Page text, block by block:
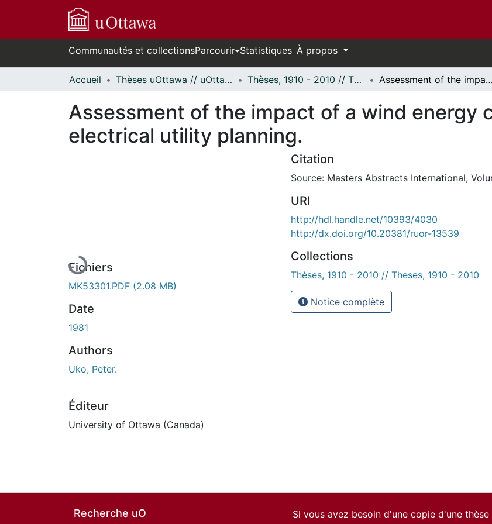
Communautés et collectionsParcourir Statistiques À propos
Accueil Thèses uOttawa // uOttawa Theses Thèses, 1910 - 2010 // Theses, 1910 - 2010 Assessment of the impact of a wind energy conversion system on electrical utility planning.
Assessment of the impact of a wind energy
electrical utility planning.
En cours de chargement...
Fichiers
MK53301.PDF (2.08 MB)
Date
1981
Authors
Uko, Peter.
Éditeur
University of Ottawa (Canada)
Citation
Source: Masters Abstracts International,
URI
http://hdl.handle.net/10393/4030
http://dx.doi.org/10.20381/ruor-13539
Collections
Thèses, 1910 - 2010 // Theses, 1910 - 2010
Notice complète
Recherche uO
Si vous avez besoin d'une copie d'une